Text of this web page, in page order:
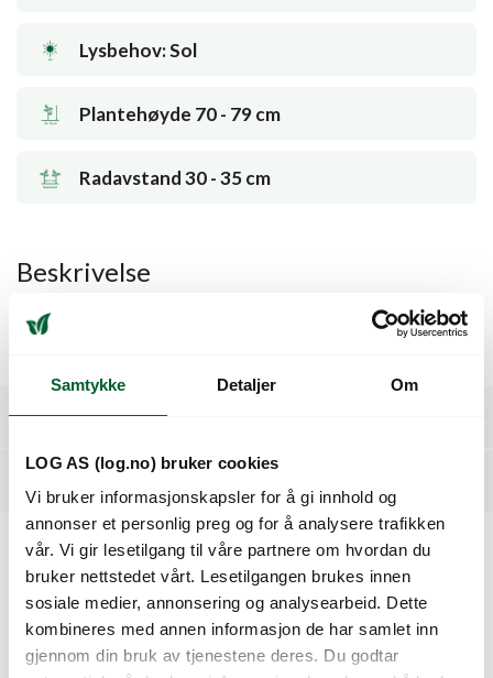
Samtykke Detaljer Om
LOG AS (log.no) bruker cookies
Vi bruker informasjonskapsler for å gi innhold og
annonser et personlig preg og for å analysere trafikken
vår. Vi gir lesetilgang til våre partnere om hvordan du
bruker nettstedet vårt. Lesetilgangen brukes innen
sosiale medier, annonsering og analysearbeid. Dette
kombineres med annen informasjon de har samlet inn
gjennom din bruk av tjenestene deres. Du godtar
Lysbehov: Sol
Plantehøyde 70 - 79 cm
Radavstand 30 - 35 cm
Beskrivelse
Storbladet tidligblomstrende sort. Sterk mot mjøldogg.
Spesifikasjoner
Kunder så også på